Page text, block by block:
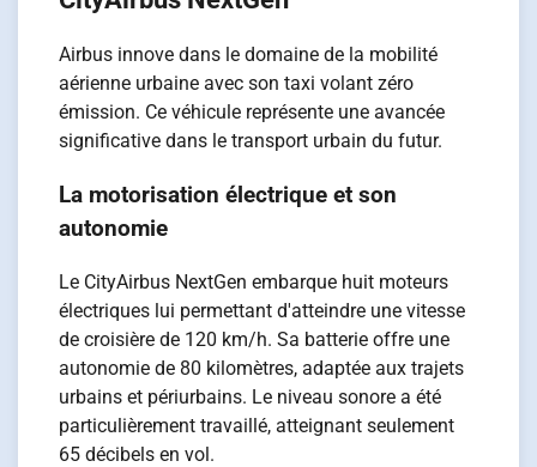
Airbus innove dans le domaine de la mobilité
aérienne urbaine avec son taxi volant zéro
émission. Ce véhicule représente une avancée
significative dans le transport urbain du futur.
La motorisation électrique et son
autonomie
Le CityAirbus NextGen embarque huit moteurs
électriques lui permettant d'atteindre une vitesse
de croisière de 120 km/h. Sa batterie offre une
autonomie de 80 kilomètres, adaptée aux trajets
urbains et périurbains. Le niveau sonore a été
particulièrement travaillé, atteignant seulement
65 décibels en vol.